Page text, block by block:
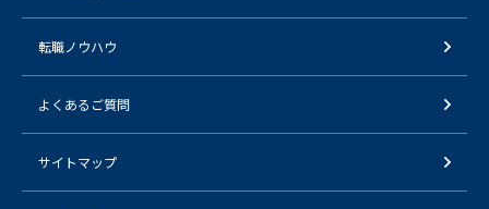
転職ノウハウ
よくあるご質問
サイトマップ